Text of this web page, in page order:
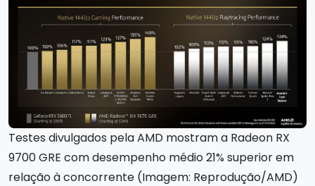
Testes divulgados pela AMD mostram a Radeon RX
9700 GRE com desempenho médio 21% superior em
relação à concorrente (Imagem: Reprodução/AMD)